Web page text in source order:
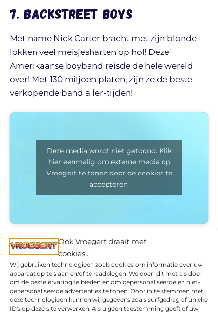
Ook Vroegert draait met
cookies...
Wij gebruiken technologieën zoals cookies om informatie over uw
apparaat op te slaan en/of te raadplegen. We doen dit met als doel
om de beste ervaring te bieden en om gepersonaliseerde en niet-
gepersonaliseerde advertenties te tonen. Door in te stemmen met
deze technologieën kunnen wij gegevens zoals surfgedrag of unieke
ID's op deze site verwerken. Als u geen toestemming geeft of uw
7. Backstreet Boys
Met name Nick Carter bracht met zijn blonde
lokken veel meisjesharten op hol! Deze
Amerikaanse boyband reisde de hele wereld
over! Met 130 miljoen platen, zijn ze de beste
verkopende band aller-tijden!
Deze media wordt niet getoond. Klik
hier eenmalig om externe media op
Vroegert te tonen door de cookies te
accepteren.
Grote kans dat jij dit album in huis had!